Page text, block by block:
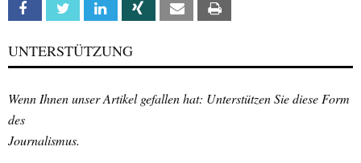
Facebook Twitter Linkedin Xing Email
UNTERSTÜTZUNG
Wenn Ihnen unser Artikel gefallen hat: Unterstützen Sie diese Form
des
Journalismus.